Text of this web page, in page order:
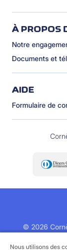
À PROPOS
Notre
Documents et
AIDE
Formulaire de
© 2026
Nous utilisons des